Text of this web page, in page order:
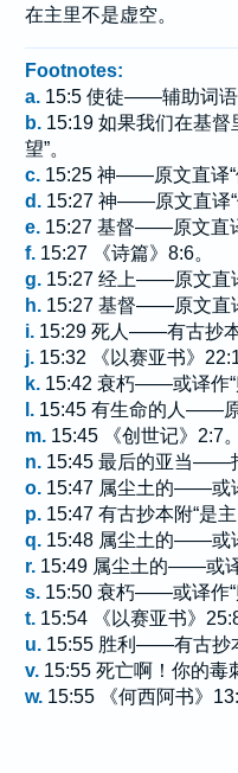
在主里不是虚空。
Footnotes:
a. 15:5 使徒——辅助词语
b. 15:19 如果我们在基
望”。
c. 15:25 神——原文直译“
d. 15:27 神——原文直译“
e. 15:27 基督——原文直译
f. 15:27 《诗篇》8:6。
g. 15:27 经上——原文直译
h. 15:27 基督——原文直译
i. 15:29 死人——有古抄本
j. 15:32 《以赛亚书》
k. 15:42 衰朽——或译作“
l. 15:45 有生命的人——原
m. 15:45 《创世记》2:7。
n. 15:45 最后的亚当——指
o. 15:47 属尘土的——或
p. 15:47 有古抄本附“是主
q. 15:48 属尘土的——或
r. 15:49 属尘土的——或译
s. 15:50 衰朽——或译作“
t. 15:54 《以赛亚书》25:8
u. 15:55 胜利——有古抄本
v. 15:55 死亡啊！你的
w. 15:55 《何西阿书》